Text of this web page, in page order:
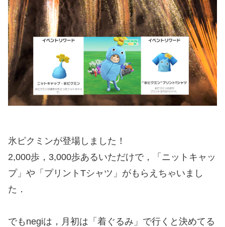
氷ピクミンが登場しました！
2,000歩，3,000歩あるいただけで，「ニットキャッ
プ」や「プリントTシャツ」がもらえちゃいまし
た．
でもnegiは，月初は「着ぐるみ」で行くと決めてる